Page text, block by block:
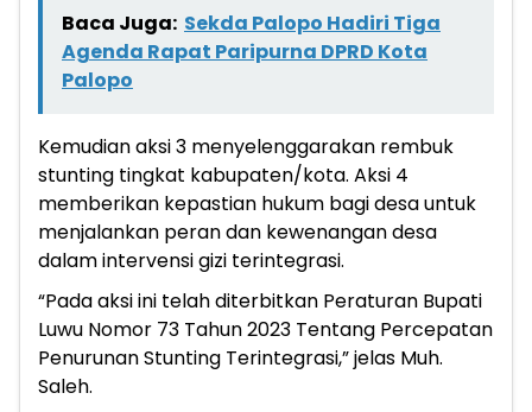
Baca Juga: Sekda Palopo Hadiri Tiga
Agenda Rapat Paripurna DPRD Kota
Palopo
Kemudian aksi 3 menyelenggarakan rembuk
stunting tingkat kabupaten/kota. Aksi 4
memberikan kepastian hukum bagi desa untuk
menjalankan peran dan kewenangan desa
dalam intervensi gizi terintegrasi.
“Pada aksi ini telah diterbitkan Peraturan Bupati
Luwu Nomor 73 Tahun 2023 Tentang Percepatan
Penurunan Stunting Terintegrasi,” jelas Muh.
Saleh.